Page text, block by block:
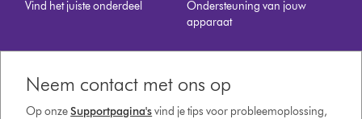
Vind het juiste onderdeel
Ondersteuning van jouw
apparaat
Neem contact met ons op
Op onzeSupportpagina'svind je tips voor probleemoplossing,